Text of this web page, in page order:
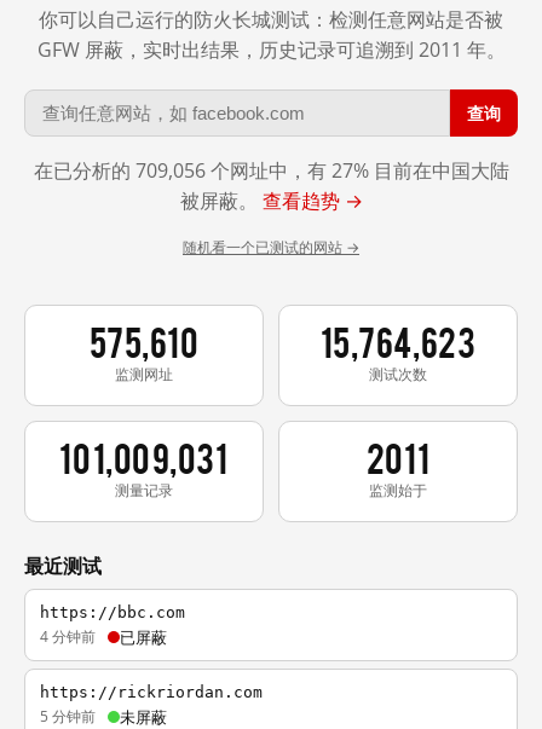
你可以自己运行的防火长城测试：检测任意网站是否被
GFW 屏蔽，实时出结果，历史记录可追溯到 2011 年。
查询
在已分析的 709,056 个网址中，有 27% 目前在中国大陆
被屏蔽。 查看趋势 →
随机看一个已测试的网站 →
575,610
监测网址
15,764,623
测试次数
101,009,031
测量记录
2011
监测始于
最近测试
https://bbc.com
4 分钟前 已屏蔽
https://rickriordan.com
5 分钟前 未屏蔽